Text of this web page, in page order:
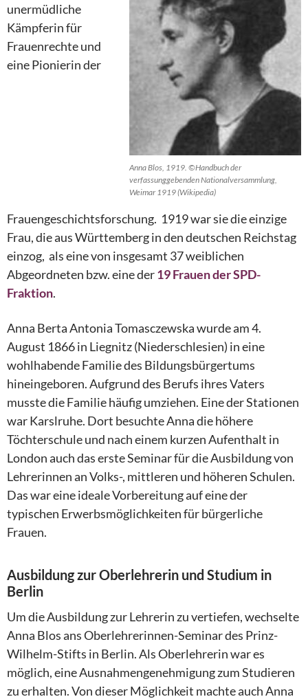
Anna Blos, 1919. ©Handbuch der
verfassunggebenden Nationalversammlung,
Weimar 1919 (Wikipedia)
unermüdliche
Kämpferin für
Frauenrechte und
eine Pionierin der
Frauengeschichtsforschung. 1919 war sie die einzige
Frau, die aus Württemberg in den deutschen Reichstag
einzog, als eine von insgesamt 37 weiblichen
Abgeordneten bzw. eine der19 Frauen der SPD-
Fraktion.
Anna Berta Antonia Tomasczewska wurde am 4.
August 1866 in Liegnitz (Niederschlesien) in eine
wohlhabende Familie des Bildungsbürgertums
hineingeboren. Aufgrund des Berufs ihres Vaters
musste die Familie häufig umziehen. Eine der Stationen
war Karslruhe. Dort besuchte Anna die höhere
Töchterschule und nach einem kurzen Aufenthalt in
London auch das erste Seminar für die Ausbildung von
Lehrerinnen an Volks-, mittleren und höheren Schulen.
Das war eine ideale Vorbereitung auf eine der
typischen Erwerbsmöglichkeiten für bürgerliche
Frauen.
Ausbildung zur Oberlehrerin und Studium in
Berlin
Um die Ausbildung zur Lehrerin zu vertiefen, wechselte
Anna Blos ans Oberlehrerinnen-Seminar des Prinz-
Wilhelm-Stifts in Berlin. Als Oberlehrerin war es
möglich, eine Ausnahmengenehmigung zum Studieren
zu erhalten. Von dieser Möglichkeit machte auch Anna